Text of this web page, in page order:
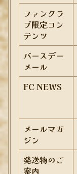
ファンクラ
ブ限定コン
テンツ
バースデー
メール
FC NEWS
メールマガ
ジン
発送物のご
案内